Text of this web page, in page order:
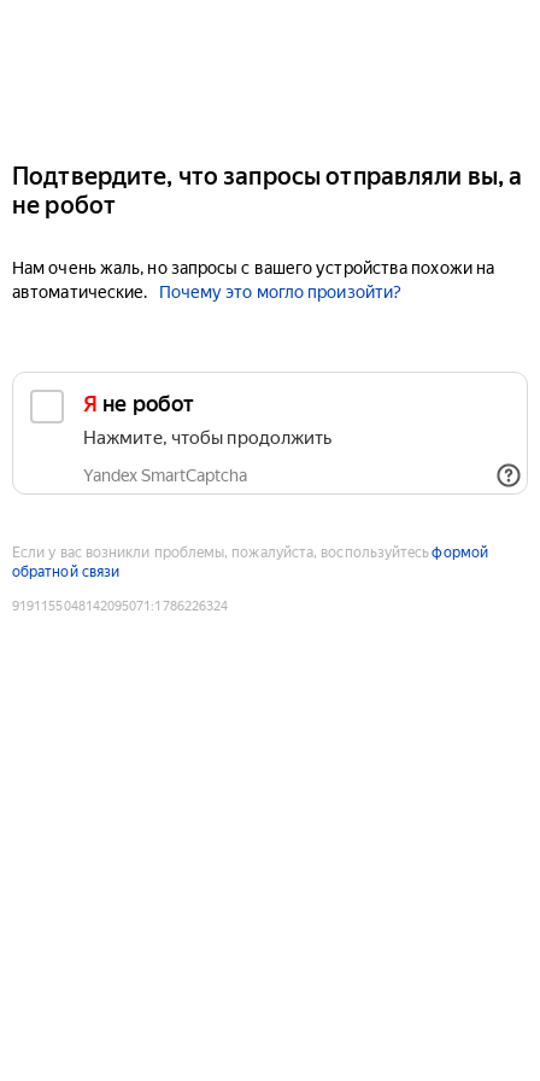
Подтвердите, что запросы отправляли вы, а
не робот
Нам очень жаль, но запросы с вашего устройства похожи на
автоматические.
Почему это могло произойти?
Я не робот
Нажмите, чтобы продолжить
Yandex SmartCaptcha
Если у вас возникли проблемы, пожалуйста, воспользуйтесьформой
обратной связи
9191155048142095071 :1786226324